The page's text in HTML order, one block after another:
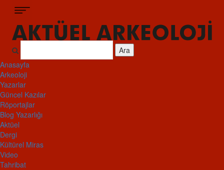
Ara
Anasayfa
Arkeoloji
Yazarlar
Güncel Kazılar
Röportajlar
Blog Yazarlığı
Aktüel
Dergi
Kültürel Miras
Video
Tahribat